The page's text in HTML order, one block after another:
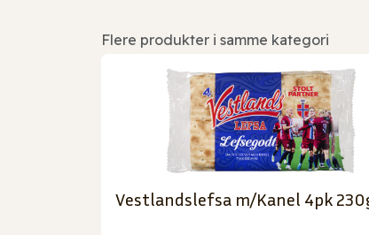
Flere produkter i samme kategori
Vestlandslefsa m/Kanel 4pk